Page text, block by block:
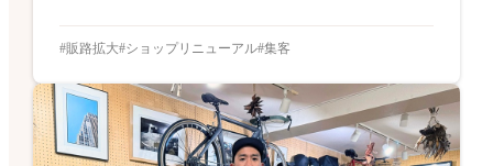
販路拡大 ショップリニューアル 集客